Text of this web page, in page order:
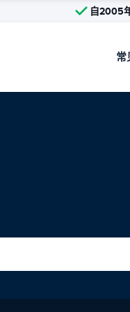
自2005
常